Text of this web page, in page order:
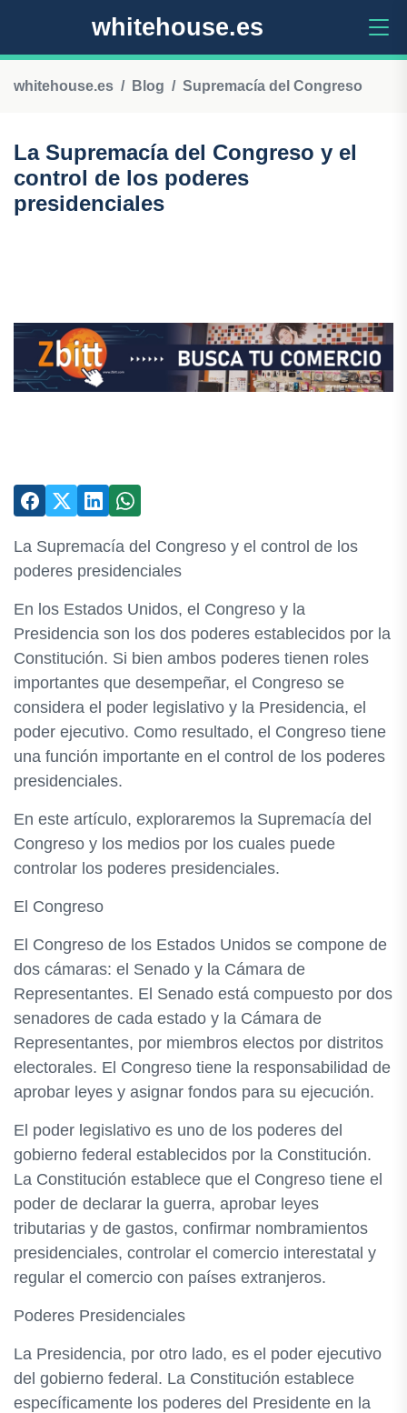
whitehouse.es
whitehouse.es Blog Supremacía del Congreso
La Supremacía del Congreso y el
control de los poderes
presidenciales
La Supremacía del Congreso y el control de los
poderes presidenciales
En los Estados Unidos, el Congreso y la
Presidencia son los dos poderes establecidos por la
Constitución. Si bien ambos poderes tienen roles
importantes que desempeñar, el Congreso se
considera el poder legislativo y la Presidencia, el
poder ejecutivo. Como resultado, el Congreso tiene
una función importante en el control de los poderes
presidenciales.
En este artículo, exploraremos la Supremacía del
Congreso y los medios por los cuales puede
controlar los poderes presidenciales.
El Congreso
El Congreso de los Estados Unidos se compone de
dos cámaras: el Senado y la Cámara de
Representantes. El Senado está compuesto por dos
senadores de cada estado y la Cámara de
Representantes, por miembros electos por distritos
electorales. El Congreso tiene la responsabilidad de
aprobar leyes y asignar fondos para su ejecución.
El poder legislativo es uno de los poderes del
gobierno federal establecidos por la Constitución.
La Constitución establece que el Congreso tiene el
poder de declarar la guerra, aprobar leyes
tributarias y de gastos, confirmar nombramientos
presidenciales, controlar el comercio interestatal y
regular el comercio con países extranjeros.
Poderes Presidenciales
La Presidencia, por otro lado, es el poder ejecutivo
del gobierno federal. La Constitución establece
específicamente los poderes del Presidente en la